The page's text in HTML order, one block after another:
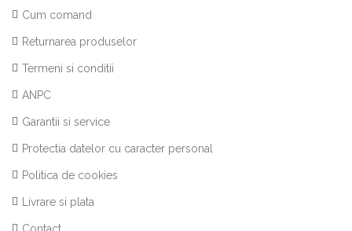
Cum comand
Returnarea produselor
Termeni si conditii
ANPC
Garantii si service
Protectia datelor cu caracter personal
Politica de cookies
Livrare si plata